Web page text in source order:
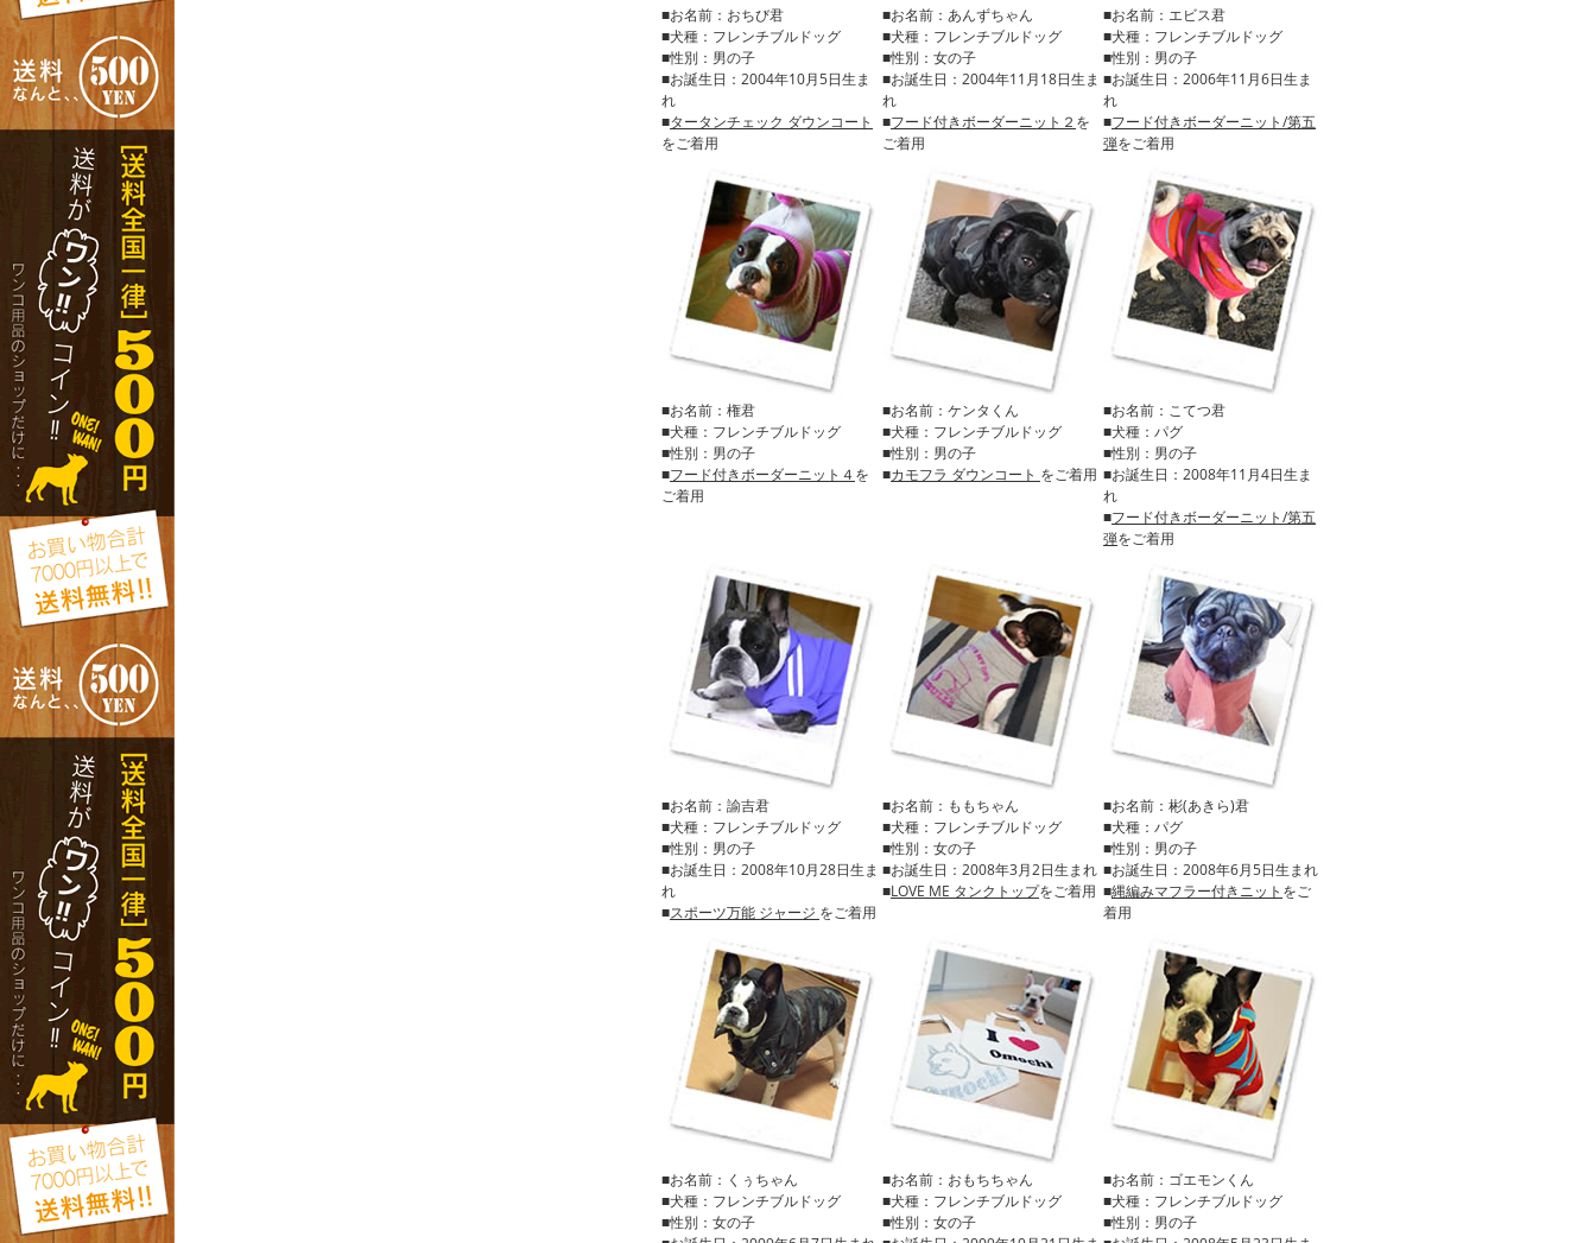
■お名前：おちび君
■犬種：フレンチブルドッグ
■性別：男の子
■お誕生日：2004年10月5日生ま
れ
■タータンチェック ダウンコート
をご着用
■お名前：あんずちゃん
■犬種：フレンチブルドッグ
■性別：女の子
■お誕生日：2004年11月18日生ま
れ
■フード付きボーダーニット２ を
ご着用
■お名前：エビス君
■犬種：フレンチブルドッグ
■性別：男の子
■お誕生日：2006年11月6日生ま
れ
■フード付きボーダーニット/第五
弾をご着用
■お名前：権君
■犬種：フレンチブルドッグ
■性別：男の子
■フード付きボーダーニット４を
ご着用
■お名前：ケンタくん
■犬種：フレンチブルドッグ
■性別：男の子
■カモフラ ダウンコート をご着用
■お名前：こてつ君
■犬種：パグ
■性別：男の子
■お誕生日：2008年11月4日生ま
れ
■フード付きボーダーニット/第五
弾をご着用
■お名前：諭吉君
■犬種：フレンチブルドッグ
■性別：男の子
■お誕生日：2008年10月28日生ま
れ
■スポーツ万能 ジャージ をご着用
■お名前：ももちゃん
■犬種：フレンチブルドッグ
■性別：女の子
■お誕生日：2008年3月2日生まれ
■LOVE ME タンクトップをご着用
■お名前：彬(あきら)君
■犬種：パグ
■性別：男の子
■お誕生日：2008年6月5日生まれ
■縄編みマフラー付きニット をご
着用
■お名前：くぅちゃん
■犬種：フレンチブルドッグ
■性別：女の子
■お名前：おもちちゃん
■犬種：フレンチブルドッグ
■性別：女の子
■お名前：ゴエモンくん
■犬種：フレンチブルドッグ
■性別：男の子